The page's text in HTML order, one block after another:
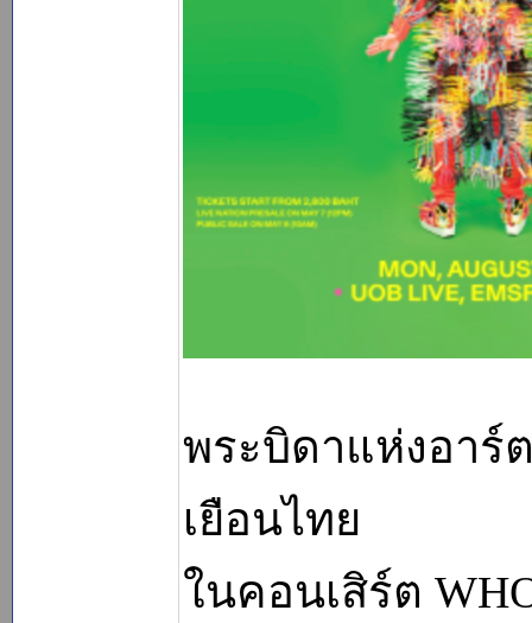
พระบิดาแห่งอาร์
เยือนไทย
ในคอนเสิร์ต